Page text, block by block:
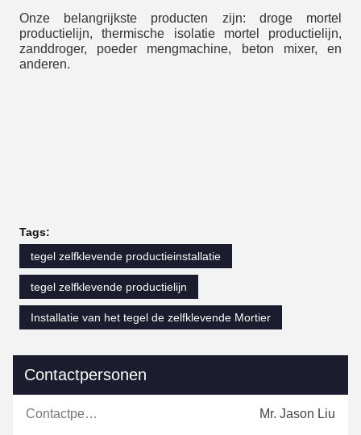
Onze belangrijkste producten zijn: droge mortel
productielijn, thermische isolatie mortel productielijn,
zanddroger, poeder mengmachine, beton mixer, en
anderen.
Tags:
tegel zelfklevende productieinstallatie
tegel zelfklevende productielijn
Installatie van het tegel de zelfklevende Mortier
Contactpersonen
Contactpersonen: Mr. Jason Liu